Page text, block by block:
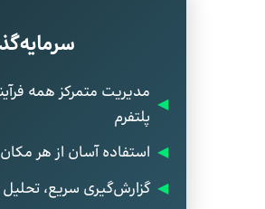
◀
مدیریت متمرکز همه
پلتفرم
◀ استفاده آسان از هر
◀ گزارش‌گیری سریع، تحلیل